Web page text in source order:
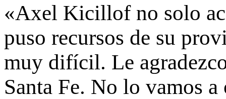
«Axel Kicillof no solo
puso recursos de su
muy difícil. Le
Santa Fe. No lo vamos